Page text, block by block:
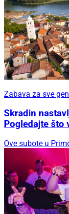
Zabava za sve
Skradin
Pogledajte što
Ove subote u